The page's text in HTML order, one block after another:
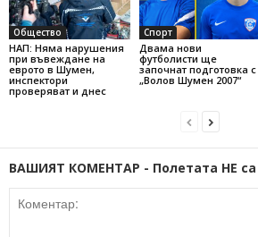
Общество
НАП: Няма нарушения
при въвеждане на
еврото в Шумен,
инспектори
проверяват и днес
Спорт
Двама нови
футболисти ще
започнат подготовка с
„Волов Шумен 2007“
ВАШИЯТ КОМЕНТАР - Полетата НЕ